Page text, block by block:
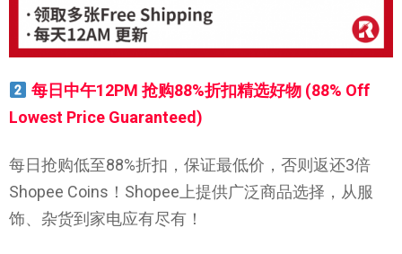
每日中午12PM 抢购88%折扣精选好物 (88% Off
Lowest Price Guaranteed)
每日抢购低至88%折扣，保证最低价，否则返还3倍
Shopee Coins！Shopee上提供广泛商品选择，从服
饰、杂货到家电应有尽有！